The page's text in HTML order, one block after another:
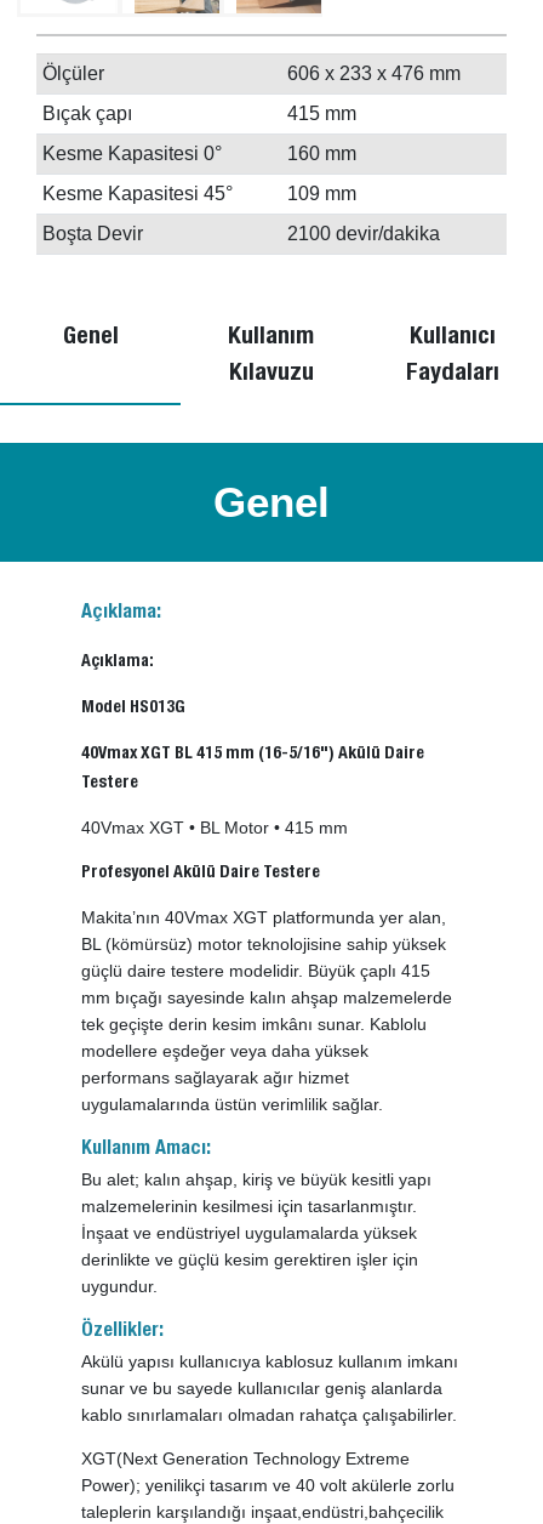
Ölçüler
606 x 233 x 476 mm
Bıçak çapı
415 mm
Kesme Kapasitesi 0°
160 mm
Kesme Kapasitesi 45°
109 mm
Boşta Devir
2100 devir/dakika
Genel
Kullanım
Kılavuzu
Kullanıcı
Faydaları
Genel
Açıklama:
Açıklama:
Model HS013G
40Vmax XGT BL 415 mm (16-5/16") Akülü Daire
Testere
40Vmax XGT • BL Motor • 415 mm
Profesyonel Akülü Daire Testere
Makita’nın 40Vmax XGT platformunda yer alan,
BL (kömürsüz) motor teknolojisine sahip yüksek
güçlü daire testere modelidir. Büyük çaplı 415
mm bıçağı sayesinde kalın ahşap malzemelerde
tek geçişte derin kesim imkânı sunar. Kablolu
modellere eşdeğer veya daha yüksek
performans sağlayarak ağır hizmet
uygulamalarında üstün verimlilik sağlar.
Kullanım Amacı:
Bu alet; kalın ahşap, kiriş ve büyük kesitli yapı
malzemelerinin kesilmesi için tasarlanmıştır.
İnşaat ve endüstriyel uygulamalarda yüksek
derinlikte ve güçlü kesim gerektiren işler için
uygundur.
Özellikler:
Akülü yapısı kullanıcıya kablosuz kullanım imkanı
sunar ve bu sayede kullanıcılar geniş alanlarda
kablo sınırlamaları olmadan rahatça çalışabilirler.
XGT(Next Generation Technology Extreme
Power); yenilikçi tasarım ve 40 volt akülerle zorlu
taleplerin karşılandığı inşaat,endüstri,bahçecilik